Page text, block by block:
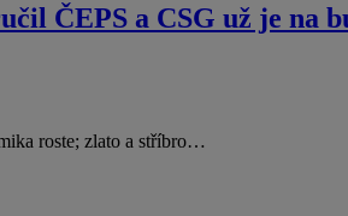
ČEPS a CSG už je na
roste; zlato a stříbro…